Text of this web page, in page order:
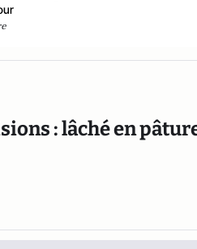
: lâché en